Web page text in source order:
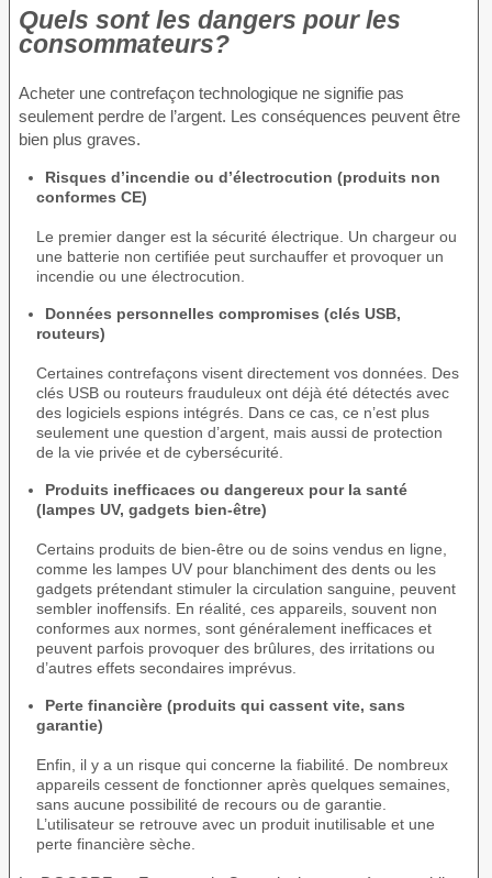
Quels sont les dangers pour les
consommateurs?
Acheter une contrefaçon technologique ne signifie pas
seulement perdre de l’argent. Les conséquences peuvent être
bien plus graves.
Risques d’incendie ou d’électrocution (produits non
conformes CE)
Le premier danger est la sécurité électrique. Un chargeur ou
une batterie non certifiée peut surchauffer et provoquer un
incendie ou une électrocution.
Données personnelles compromises (clés USB,
routeurs)
Certaines contrefaçons visent directement vos données. Des
clés USB ou routeurs frauduleux ont déjà été détectés avec
des logiciels espions intégrés. Dans ce cas, ce n’est plus
seulement une question d’argent, mais aussi de protection
de la vie privée et de cybersécurité.
Produits inefficaces ou dangereux pour la santé
(lampes UV, gadgets bien-être)
Certains produits de bien-être ou de soins vendus en ligne,
comme les lampes UV pour blanchiment des dents ou les
gadgets prétendant stimuler la circulation sanguine, peuvent
sembler inoffensifs. En réalité, ces appareils, souvent non
conformes aux normes, sont généralement inefficaces et
peuvent parfois provoquer des brûlures, des irritations ou
d’autres effets secondaires imprévus.
Perte financière (produits qui cassent vite, sans
garantie)
Enfin, il y a un risque qui concerne la fiabilité. De nombreux
appareils cessent de fonctionner après quelques semaines,
sans aucune possibilité de recours ou de garantie.
L’utilisateur se retrouve avec un produit inutilisable et une
perte financière sèche.